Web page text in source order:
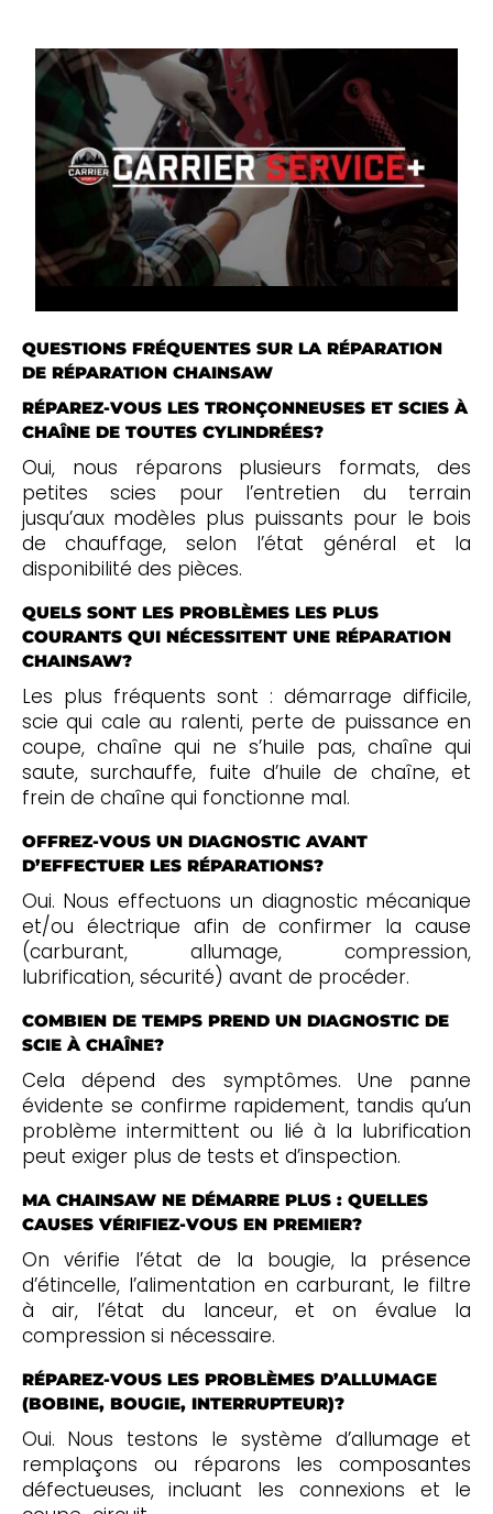
QUESTIONS FRÉQUENTES SUR LA RÉPARATION
DE RÉPARATION CHAINSAW
RÉPAREZ-VOUS LES TRONÇONNEUSES ET SCIES À
CHAÎNE DE TOUTES CYLINDRÉES?
Oui, nous réparons plusieurs formats, des
petites scies pour l’entretien du terrain
jusqu’aux modèles plus puissants pour le bois
de chauffage, selon l’état général et la
disponibilité des pièces.
QUELS SONT LES PROBLÈMES LES PLUS
COURANTS QUI NÉCESSITENT UNE RÉPARATION
CHAINSAW?
Les plus fréquents sont : démarrage difficile,
scie qui cale au ralenti, perte de puissance en
coupe, chaîne qui ne s’huile pas, chaîne qui
saute, surchauffe, fuite d’huile de chaîne, et
frein de chaîne qui fonctionne mal.
OFFREZ-VOUS UN DIAGNOSTIC AVANT
D’EFFECTUER LES RÉPARATIONS?
Oui. Nous effectuons un diagnostic mécanique
et/ou électrique afin de confirmer la cause
(carburant, allumage, compression,
lubrification, sécurité) avant de procéder.
COMBIEN DE TEMPS PREND UN DIAGNOSTIC DE
SCIE À CHAÎNE?
Cela dépend des symptômes. Une panne
évidente se confirme rapidement, tandis qu’un
problème intermittent ou lié à la lubrification
peut exiger plus de tests et d’inspection.
MA CHAINSAW NE DÉMARRE PLUS : QUELLES
CAUSES VÉRIFIEZ-VOUS EN PREMIER?
On vérifie l’état de la bougie, la présence
d’étincelle, l’alimentation en carburant, le filtre
à air, l’état du lanceur, et on évalue la
compression si nécessaire.
RÉPAREZ-VOUS LES PROBLÈMES D’ALLUMAGE
(BOBINE, BOUGIE, INTERRUPTEUR)?
Oui. Nous testons le système d’allumage et
remplaçons ou réparons les composantes
défectueuses, incluant les connexions et le